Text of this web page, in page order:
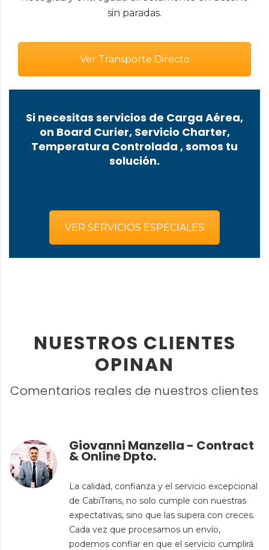
sin paradas.
Ver Transporte Directo
Si necesitas servicios de Carga Aérea,
on Board Curier, Servicio Charter,
Temperatura Controlada , somos tu
solución.
VER SERVICIOS ESPECIALES
NUESTROS CLIENTES
OPINAN
Comentarios reales de nuestros clientes
Giovanni Manzella - Contract
& Online Dpto.
La calidad, confianza y el servicio excepcional
de CabiTrans, no solo cumple con nuestras
expectativas, sino que las supera con creces.
Cada vez que procesamos un envío,
podemos confiar en que el servicio cumplirá